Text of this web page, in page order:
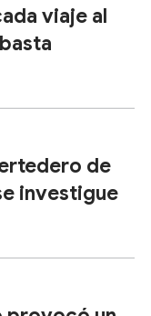
viaje al
de
investigue